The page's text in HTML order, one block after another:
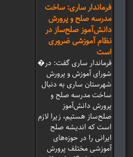
فرماندار ساری: ساخت
مدرسه صلح و پرورش
دانش‌آموز صلح‌ساز در
نظام آموزشی ضروری
است
�فرماندار ساری گفت: در
شورای آموزش و پرورش
شهرستان ساری به دنبال
ساخت مدرسه صلح و
پرورش دانش‌آموز
صلح‌ساز هستیم، زیرا لازم
است که اندیشه صلح
ایرانی را در حوزه‌های
آموزشی مختلف پرورش